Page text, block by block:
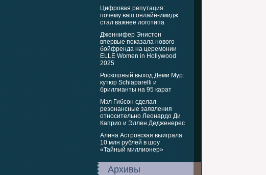
Цифровая репутация:
почему ваш онлайн-имидж
стал важнее логотипа
Дженнифер Энистон
впервые показала нового
бойфренда на церемонии
ELLE Women in Hollywood
2025
Роскошный выход Деми Мур:
кутюр Schiaparelli и
бриллианты на 95 карат
Мэл Гибсон сделал
резонансные заявления
относительно Леонардо Ди
Каприо и Эллен Дедженерес
Алина Астровская выиграла
10 млн рублей в шоу
«Тайный миллионер»
Архивы